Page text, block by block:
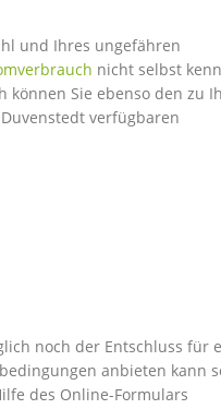
und Ihres ungefähren
nicht selbst
können Sie ebenso den zu
verfügbaren
noch der Entschluss für
anbieten kann
des Online-Formulars